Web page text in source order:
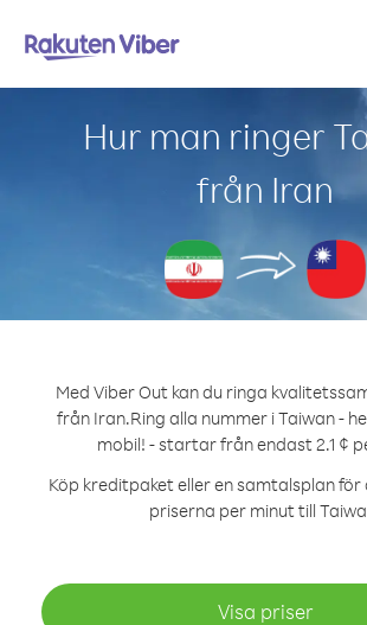
Hur man ringer
från Iran
Med Viber Out kan du ringa
från Iran.Ring alla nummer i Taiwan -
mobil! - startar från endast 2.1 ¢
Köp kreditpaket eller en samtalsplan
priserna per minut till
Visa priser